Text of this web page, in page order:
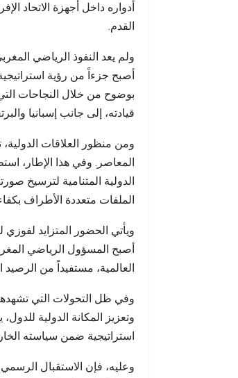
أدواره داخل أجهزة الاتحاد
القدم.
ولم يعد النفوذ الرياضي
أصبح جزءاً من رؤية
بوضوح من خلال النجاحات
قيادته، إلى جانب إسبانيا
ومن منظور العلاقات الدولية،
المعاصر. وفي هذا الإطار،
الدولية المتنامية لترسيخ
الملفات متعددة الأطراف
ويأتي الحضور المتزايد
أصبح المسؤول الرياضي
العالمية، مستفيداً من
وفي ظل التحولات التي
وتعزيز المكانة الدولية
استراتيجية ضمن سياسته
وعليه، فإن الاستقبال